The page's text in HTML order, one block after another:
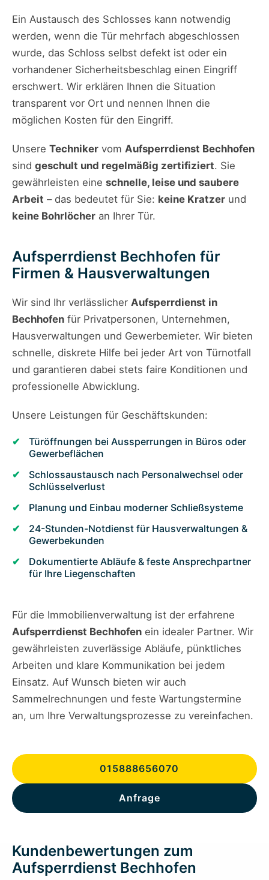
Ein Austausch des Schlosses kann notwendig
werden, wenn die Tür mehrfach abgeschlossen
wurde, das Schloss selbst defekt ist oder ein
vorhandener Sicherheitsbeschlag einen Eingriff
erschwert. Wir erklären Ihnen die Situation
transparent vor Ort und nennen Ihnen die
möglichen Kosten für den Eingriff.
Unsere Techniker vom Aufsperrdienst Bechhofen
sind geschult und regelmäßig zertifiziert. Sie
gewährleisten eine schnelle, leise und saubere
Arbeit – das bedeutet für Sie: keine Kratzer und
keine Bohrlöcher an Ihrer Tür.
Aufsperrdienst Bechhofen für
Firmen & Hausverwaltungen
Wir sind Ihr verlässlicher Aufsperrdienst in
Bechhofen für Privatpersonen, Unternehmen,
Hausverwaltungen und Gewerbemieter. Wir bieten
schnelle, diskrete Hilfe bei jeder Art von Türnotfall
und garantieren dabei stets faire Konditionen und
professionelle Abwicklung.
Unsere Leistungen für Geschäftskunden:
Türöffnungen bei Aussperrungen in Büros oder
Gewerbeflächen
Schlossaustausch nach Personalwechsel oder
Schlüsselverlust
Planung und Einbau moderner Schließsysteme
24-Stunden-Notdienst für Hausverwaltungen &
Gewerbekunden
Dokumentierte Abläufe & feste Ansprechpartner
für Ihre Liegenschaften
Für die Immobilienverwaltung ist der erfahrene
Aufsperrdienst Bechhofen ein idealer Partner. Wir
gewährleisten zuverlässige Abläufe, pünktliches
Arbeiten und klare Kommunikation bei jedem
Einsatz. Auf Wunsch bieten wir auch
Sammelrechnungen und feste Wartungstermine
an, um Ihre Verwaltungsprozesse zu vereinfachen.
015888656070
Anfrage
Kundenbewertungen zum
Aufsperrdienst Bechhofen